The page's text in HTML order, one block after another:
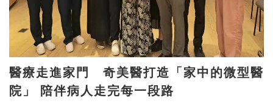
醫療走進家門 奇美醫打造「家中的微型醫
院」 陪伴病人走完每一段路